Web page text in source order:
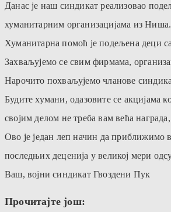
Данас је наш синдикат реализовао
хуманитарним организацијaма из Ниша.
Хуманитарна помоћ је подељена деци
Захваљујемо се свим фирмама,
Нарочито похваљујемо чланове
Будите хумани, одазовите се акцијама
својим делом не треба вам већа
Ово је један леп начин да приближимо
последњих деценија у великој мери
Ваш, војни синдикат Гвоздени Пук
Прочитајте још: